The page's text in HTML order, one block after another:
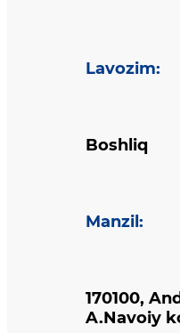
Lavozim:
Boshliq
Manzil :
170100,
A.Navoiy